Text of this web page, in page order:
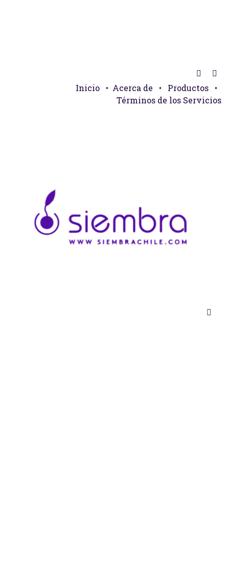
Inicio • Acerca de • Productos
•
Términos de los Servicios